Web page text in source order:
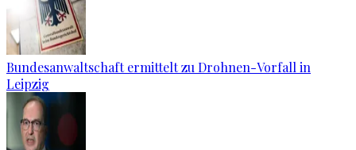
Bundesanwaltschaft ermittelt zu Drohnen-Vorfall in
Leipzig